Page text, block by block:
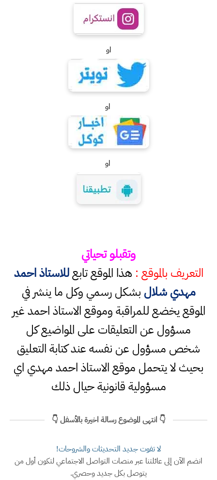
او
او
او
وتقبلو تحياتي
التعريف بالموقع : هذا الموقع تابعللاستاذ احمد
مهدي شلال بشكل رسمي وكل ما ينشر في
الموقع يخضع للمراقبة وموقع الاستاذ احمد غير
مسؤول عن التعليقات على المواضيع كل
شخص مسؤول عن نفسه عند كتابة التعليق
بحيث لا يتحمل موقع الاستاذ احمد مهدي اي
مسؤولية قانونية حيال ذلك
👇 انتهى الموضوع رسالة اخيرة بالأسفل 👇
لا تفوت جديد التحديثات والشروحات!
انضم الآن إلى عائلتنا عبر منصات التواصل الاجتماعي لتكون أول من
يتوصل بكل جديد وحصري.